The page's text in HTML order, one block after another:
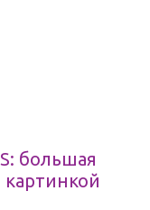
большая
картинкой